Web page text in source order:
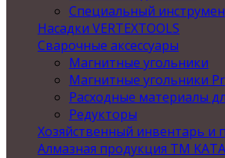
Специальный
Насадки VERTEXTOOLS
Сварочные аксессуары
Магнитные угольники
Магнитные угольники
Расходные материалы
Редукторы
Хозяйственный инвентарь и
Алмазная продукция ТМ